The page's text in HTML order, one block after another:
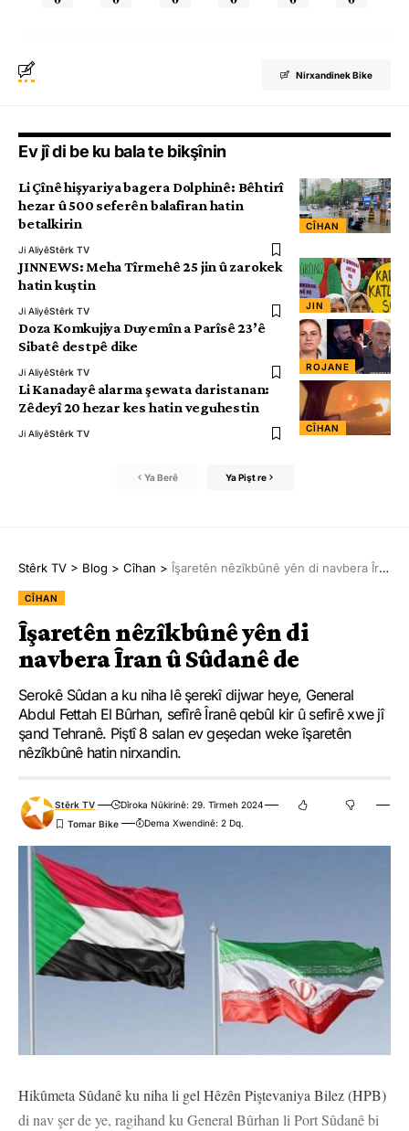
Nirxandinek Bike
Ev jî di be ku bala te bikşînin
CÎHAN
Li Çînê hişyariya bagera Dolphinê: Bêhtirî
hezar û 500 seferên balafiran hatin
betalkirin
Ji AliyêStêrk TV
JIN
JINNEWS: Meha Tîrmehê 25 jin û zarokek
hatin kuştin
Ji AliyêStêrk TV
ROJANE
Doza Komkujiya Duyemîn a Parîsê 23’ê
Sibatê destpê dike
Ji AliyêStêrk TV
CÎHAN
Li Kanadayê alarma şewata daristanan:
Zêdeyî 20 hezar kes hatin veguhestin
Ji AliyêStêrk TV
Ya Berê Ya Pişt re
Stêrk TV > Blog > Cîhan > Îşaretên nêzîkbûnê yên di navbera Îran û Sûdanê de
CÎHAN
Îşaretên nêzîkbûnê yên di
navbera Îran û Sûdanê de
Serokê Sûdan a ku niha lê şerekî dijwar heye, General
Abdul Fettah El Bûrhan, sefîrê Îranê qebûl kir û sefirê xwe jî
şand Tehranê. Piştî 8 salan ev geşedan weke îşaretên
nêzîkbûnê hatin nirxandin.
Stêrk TV
Dîroka Nûkirinê: 29. Tîrmeh 2024
Dema Xwendinê: 2 Dq.
Hikûmeta Sûdanê ku niha li gel Hêzên Piştevaniya Bilez (HPB)
di nav şer de ye, ragihand ku General Bûrhan li Port Sûdanê bi